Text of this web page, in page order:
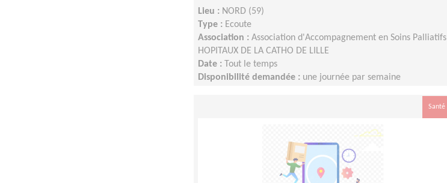
Lieu : NORD (59)
Type : Ecoute
Association : Association d'Accompagnement en Soins Palliatifs
HOPITAUX DE LA CATHO DE LILLE
Date : Tout le temps
Disponibilité demandée : une journée par semaine
Santé